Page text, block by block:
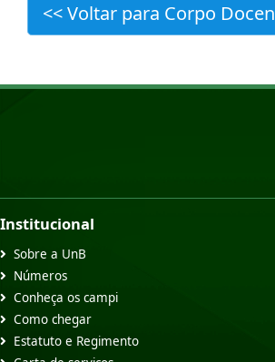
<< Voltar para Corpo
Institucional
Sobre a UnB
Números
Conheça os campi
Como chegar
Estatuto e Regimento